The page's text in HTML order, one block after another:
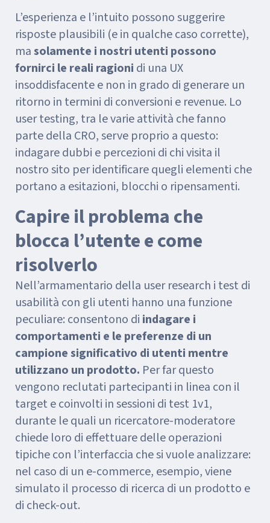
L’esperienza e l’intuito possono suggerire
risposte plausibili (e in qualche caso corrette),
masolamente i nostri utenti possono
fornirci le reali ragioni di una UX
insoddisfacente e non in grado di generare un
ritorno in termini di conversioni e revenue. Lo
user testing, tra le varie attività che fanno
parte della CRO, serve proprio a questo:
indagare dubbi e percezioni di chi visita il
nostro sito per identificare quegli elementi che
portano a esitazioni, blocchi o ripensamenti.
Capire il problema che
blocca l’utente e come
risolverlo
Nell’armamentario della user research i test di
usabilità con gli utenti hanno una funzione
peculiare: consentono di indagare i
comportamenti e le preferenze di un
campione significativo di utenti mentre
utilizzano un prodotto. Per far questo
vengono reclutati partecipanti in linea con il
target e coinvolti in sessioni di test 1v1,
durante le quali un ricercatore-moderatore
chiede loro di effettuare delle operazioni
tipiche con l’interfaccia che si vuole analizzare:
nel caso di un e-commerce, esempio, viene
simulato il processo di ricerca di un prodotto e
di check-out.